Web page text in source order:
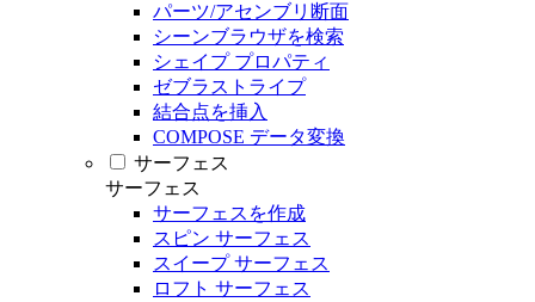
パーツ/アセンブリ断面
シーンブラウザを検索
シェイプ プロパティ
ゼブラストライプ
結合点を挿入
COMPOSE データ変換
サーフェス
サーフェス
サーフェスを作成
スピン サーフェス
スイープ サーフェス
ロフト サーフェス